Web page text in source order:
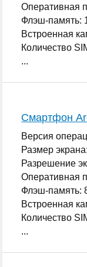
Оперативная
Флэш-память:
Встроенная
Количество
...
Смартфон
Версия
Размер
Разрешение
Оперативная
Флэш-память:
Встроенная
Количество
...